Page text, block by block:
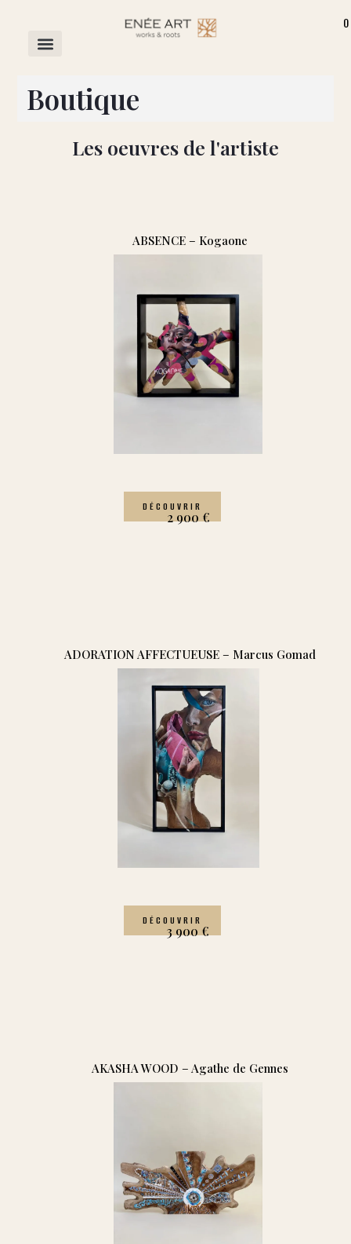
0
Boutique
Les oeuvres de l'artiste
ABSENCE – Kogaone
DÉCOUVRIR
2 900 €
ADORATION AFFECTUEUSE – Marcus Gomad
DÉCOUVRIR
3 900 €
AKASHA WOOD – Agathe de Gennes